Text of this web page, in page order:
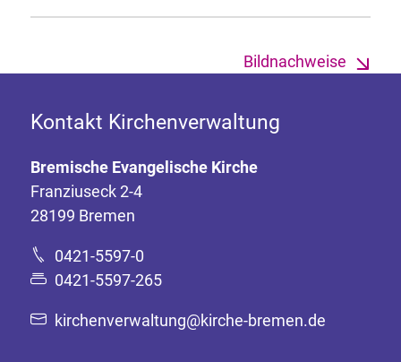
Bildnachweise
Kontakt Kirchenverwaltung
Bremische Evangelische Kirche
Franziuseck 2-4
28199 Bremen
0421-5597-0
0421-5597-265
kirchenverwaltung@kirche-bremen.de